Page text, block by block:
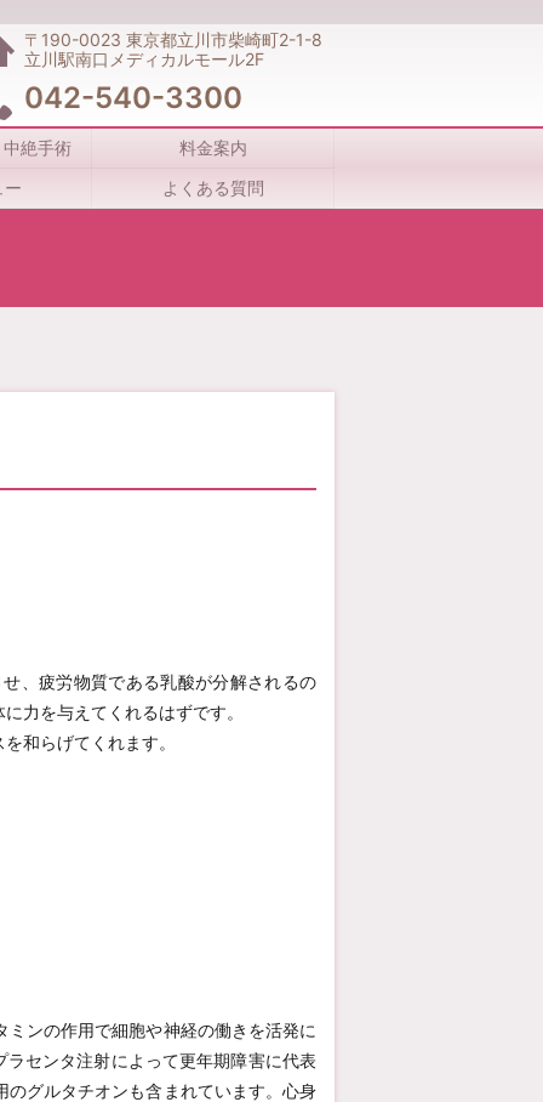
〒190-0023 東京都立川市柴崎町2-1-8
立川駅南口メディカルモール2F
042-540-3300
絶手術
料金案内
ー よくある質問
、疲労物質である乳酸が分解されるの
力を与えてくれるはずです。
和らげてくれます。
ンの作用で細胞や神経の働きを活発に
センタ注射によって更年期障害に代表
グルタチオンも含まれています。心身